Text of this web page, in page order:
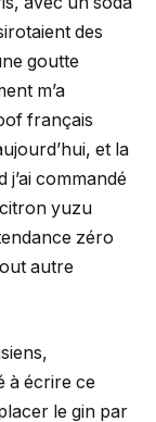
des
goutte
m’a
français
et la
commandé
yuzu
zéro
autre
à écrire ce
le gin par